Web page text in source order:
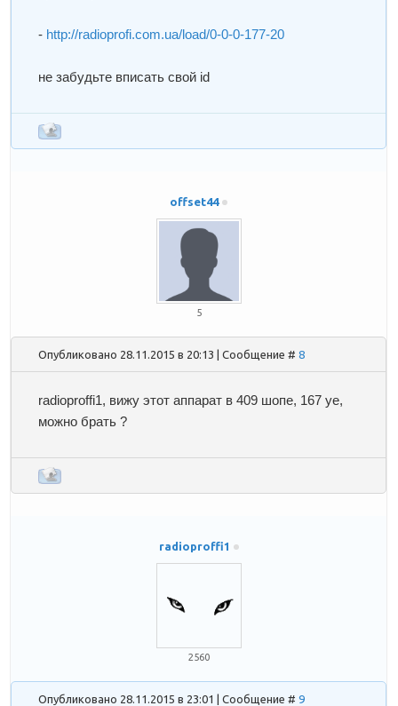
- http://radioprofi.com.ua/load/0-0-0-177-20
не забудьте вписать свой id
offset44
5
Опубликовано 28.11.2015 в 20:13 | Сообщение #8
radioproffi1, вижу этот аппарат в 409 шопе, 167 уе,
можно брать ?
radioproffi1
2560
Опубликовано 28.11.2015 в 23:01 | Сообщение #9